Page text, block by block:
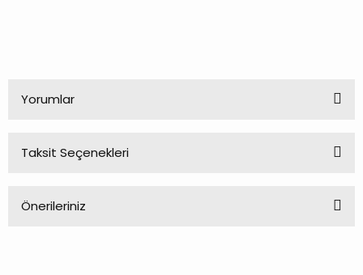
Yorumlar
Taksit Seçenekleri
Önerileriniz